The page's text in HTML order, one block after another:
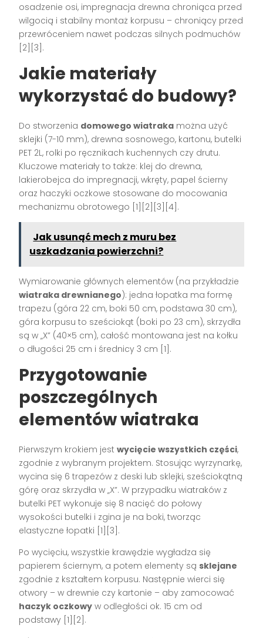
osadzenie osi, impregnacja drewna chroniąca przed
wilgocią i stabilny montaż korpusu – chroniący przed
przewróceniem nawet podczas silnych podmuchów
[2][3] .
Jakie materiały
wykorzystać do budowy?
Do stworzenia domowego wiatraka można użyć
sklejki (7-10 mm), drewna sosnowego, kartonu, butelki
PET 2L, rolki po ręcznikach kuchennych czy drutu.
Kluczowe materiały to także: klej do drewna,
lakierobejca do impregnacji, wkręty, papel ścierny
oraz haczyki oczkowe stosowane do mocowania
mechanizmu obrotowego [1][2][3][4] .
Jak usunąć mech z muru bez
uszkadzania powierzchni?
Wymiarowanie głównych elementów (na przykładzie
wiatraka drewnianego): jedna łopatka ma formę
trapezu (góra 22 cm, boki 50 cm, podstawa 30 cm),
góra korpusu to sześciokąt (boki po 23 cm), skrzydła
są w „X” (40×5 cm), całość montowana jest na kołku
o długości 25 cm i średnicy 3 cm [1] .
Przygotowanie
poszczególnych
elementów wiatraka
Pierwszym krokiem jestwycięcie wszystkich części,
zgodnie z wybranym projektem. Stosując wyrzynarkę,
wycina się 6 trapezów z deski lub sklejki, sześciokątną
górę oraz skrzydła w „X”. W przypadku wiatraków z
butelki PET wykonuje się 8 nacięć do połowy
wysokości butelki i zgina je na boki, tworząc
elastyczne łopatki [1][3] .
Po wycięciu, wszystkie krawędzie wygładza się
papierem ściernym, a potem elementy są sklejane
zgodnie z kształtem korpusu. Następnie wierci się
otwory – w drewnie czy kartonie – aby zamocować
haczyk oczkowy w odległości ok. 15 cm od
podstawy [1][2] .